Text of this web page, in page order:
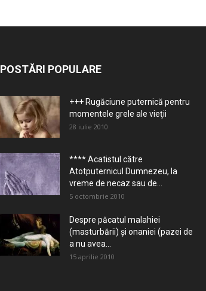
POSTĂRI POPULARE
+++ Rugăciune puternică pentru
momentele grele ale vieţii
28 iulie 2010
**** Acatistul către
Atotputernicul Dumnezeu, la
vreme de necaz sau de...
5 octombrie 2010
Despre păcatul malahiei
(masturbării) şi onaniei (pazei de
a nu avea...
15 aprilie 2010